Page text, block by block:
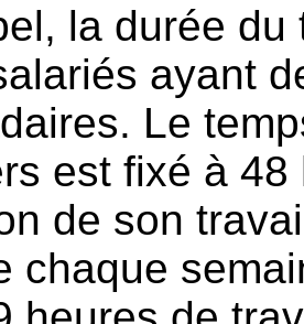
la durée
ayant
Le
est fixé à
de son
chaque